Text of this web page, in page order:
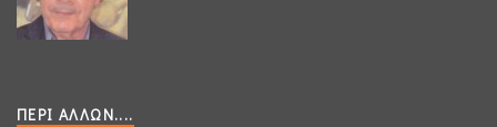
ΠΕΡΊ ΆΛΛΩΝ....